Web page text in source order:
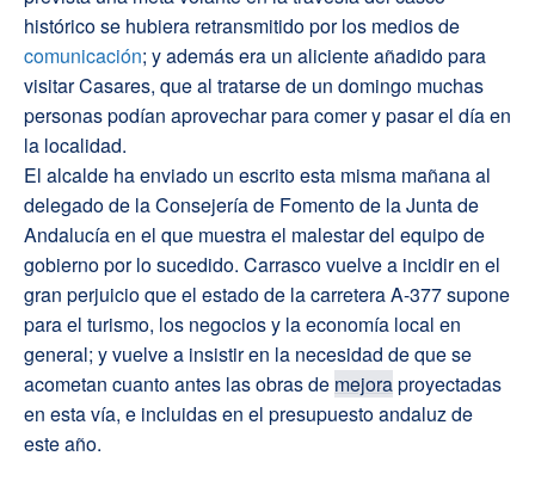
histórico se hubiera retransmitido por los medios de
comunicación; y además era un aliciente añadido para
visitar Casares, que al tratarse de un domingo muchas
personas podían aprovechar para comer y pasar el día en
la localidad.
El alcalde ha enviado un escrito esta misma mañana al
delegado de la Consejería de Fomento de la Junta de
Andalucía en el que muestra el malestar del equipo de
gobierno por lo sucedido. Carrasco vuelve a incidir en el
gran perjuicio que el estado de la carretera A-377 supone
para el turismo, los negocios y la economía local en
general; y vuelve a insistir en la necesidad de que se
acometan cuanto antes las obras de mejoraproyectadas
en esta vía, e incluidas en el presupuesto andaluz de
este año.